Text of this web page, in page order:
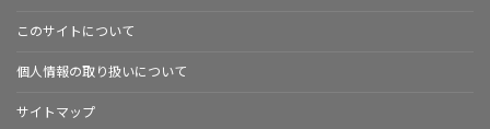
このサイトについて
個人情報の取り扱いについて
サイトマップ